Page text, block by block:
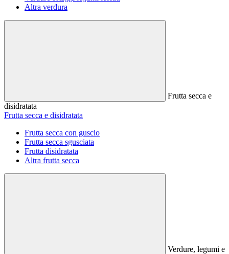
Altra verdura
Frutta secca e
disidratata
Frutta secca e disidratata
Frutta secca con guscio
Frutta secca sgusciata
Frutta disidratata
Altra frutta secca
Verdure, legumi e